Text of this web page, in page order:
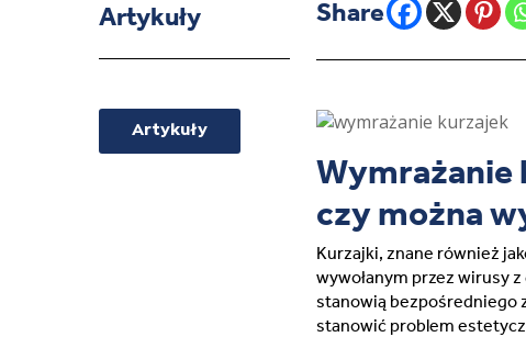
Artykuły
Artykuły
Wymrażanie
czy można
Kurzajki, znane również
wywołanym przez wirusy
stanowią bezpośredniego
stanowić problem